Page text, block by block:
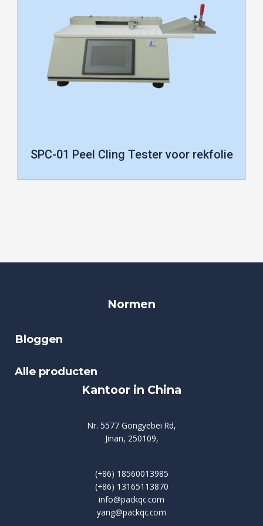
SPC-01 Peel Cling Tester voor rekfolie
Normen
Bloggen
Alle producten
Kantoor in China
Nr. 5577 Gongyebei Rd,
Jinan, 250109,
(+86) 18560013985
(+86) 13165113870
info@packqc.com
yang@packqc.com